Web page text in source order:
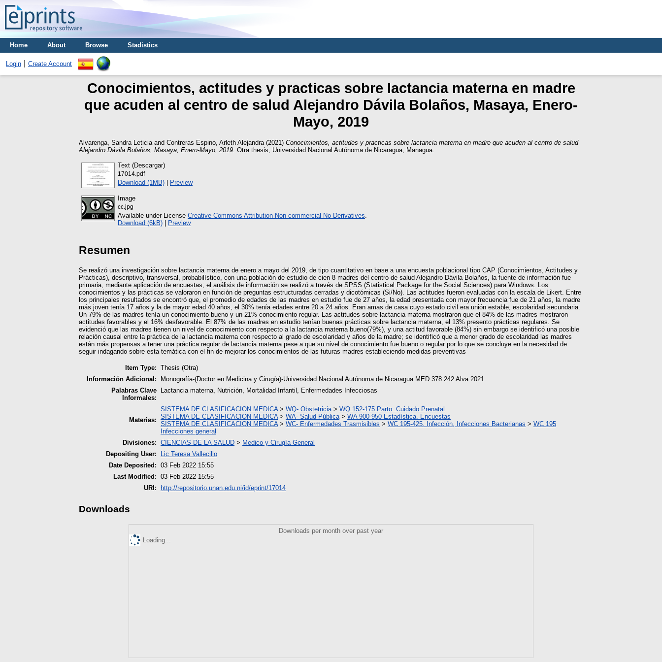
Home About Browse Stadistics
Login Create Account
Conocimientos, actitudes y practicas sobre lactancia materna en madre
que acuden al centro de salud Alejandro Dávila Bolaños, Masaya, Enero-
Mayo, 2019
Alvarenga, Sandra Leticia and Contreras Espino, Arleth Alejandra (2021) Conocimientos, actitudes y practicas sobre lactancia materna en madre que acuden al centro de salud
Alejandro Dávila Bolaños, Masaya, Enero-Mayo, 2019. Otra thesis, Universidad Nacional Autónoma de Nicaragua, Managua.
Text (Descargar)
17014.pdf
Download (1MB) | Preview
Image
cc.jpg
Available under License Creative Commons Attribution Non-commercial No Derivatives
Download (6kB) | Preview
Resumen
Se realizó una investigación sobre lactancia materna de enero a mayo del 2019, de tipo cuantitativo en base a una encuesta poblacional tipo CAP (Conocimientos, Actitudes y
Prácticas), descriptivo, transversal, probabilístico, con una población de estudio de cien 8 madres del centro de salud Alejandro Dávila Bolaños, la fuente de información fue
primaria, mediante aplicación de encuestas; el análisis de información se realizó a través de SPSS (Statistical Package for the Social Sciences) para Windows. Los
conocimientos y las prácticas se valoraron en función de preguntas estructuradas cerradas y dicotómicas (Si/No). Las actitudes fueron evaluadas con la escala de Likert. Entre
los principales resultados se encontró que, el promedio de edades de las madres en estudio fue de 27 años, la edad presentada con mayor frecuencia fue de 21 años, la madre
más joven tenía 17 años y la de mayor edad 40 años, el 30% tenía edades entre 20 a 24 años. Eran amas de casa cuyo estado civil era unión estable, escolaridad secundaria.
Un 79% de las madres tenía un conocimiento bueno y un 21% conocimiento regular. Las actitudes sobre lactancia materna mostraron que el 84% de las madres mostraron
actitudes favorables y el 16% desfavorable. El 87% de las madres en estudio tenían buenas prácticas sobre lactancia materna, el 13% presento prácticas regulares. Se
evidenció que las madres tienen un nivel de conocimiento con respecto a la lactancia materna bueno(79%), y una actitud favorable (84%) sin embargo se identificó una posible
relación causal entre la práctica de la lactancia materna con respecto al grado de escolaridad y años de la madre; se identificó que a menor grado de escolaridad las madres
están más propensas a tener una práctica regular de lactancia materna pese a que su nivel de conocimiento fue bueno o regular por lo que se concluye en la necesidad de
seguir indagando sobre esta temática con el fin de mejorar los conocimientos de las futuras madres estableciendo medidas preventivas
Item Type: Thesis (Otra)
Información Adicional:
Monografía-(Doctor en Medicina y Cirugía)-Universidad Nacional Autónoma de Nicaragua MED 378.242 Alva 2021
Palabras Clave
Informales:
Lactancia materna, Nutrición, Mortalidad Infantil, Enfermedades Infecciosas
Materias:
SISTEMA DE CLASIFICACION MEDICA> WQ- Obstetricia > WQ 152-175 Parto. Cuidado Prenatal
SISTEMA DE CLASIFICACION MEDICA> WA- Salud Pública > WA 900-950 Estadística. Encuestas
SISTEMA DE CLASIFICACION MEDICA> WC- Enfermedades Trasmisibles > WC 195-425. Infección, Infecciones Bacterianas > WC 195
Infecciones general
Divisiones: CIENCIAS DE LA SALUD > Medico y Cirugía General
Depositing User:
Lic Teresa Vallecillo
Date Deposited: 03 Feb 2022 15:55
Last Modified: 03 Feb 2022 15:55
URI:
http://repositorio.unan.edu.ni/id/eprint/17014
Downloads
Downloads per month over past year
Loading...